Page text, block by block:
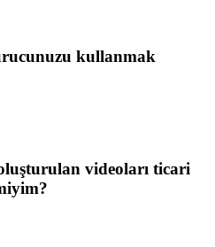
kullanmak
videoları ticari